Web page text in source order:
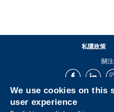
私隱政策
關
FacebookLinkedIn
We use cookies on this
user experience